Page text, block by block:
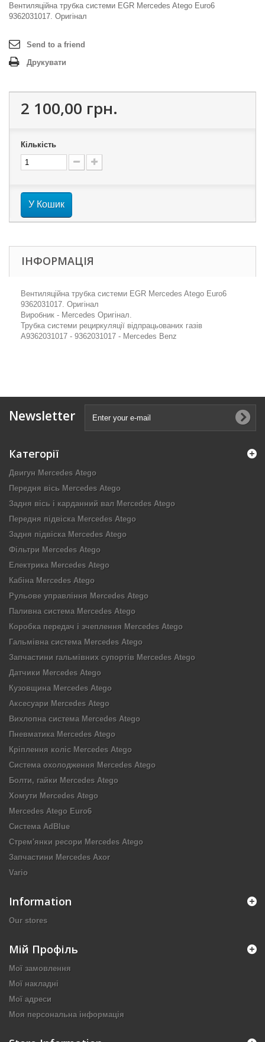
Вентиляційна трубка системи EGR Mercedes Atego Euro6
9362031017. Оригінал
Send to a friend
Друкувати
2 100,00 грн.
Кількість
У Кошик
ІНФОРМАЦІЯ
Вентиляційна трубка системи EGR Mercedes Atego Euro6
9362031017. Оригінал
Виробник - Mercedes Оригінал.
Трубка системи рециркуляції відпрацьованих газів
A9362031017 - 9362031017 - Mercedes Benz
Newsletter
Категорії
Двигун Mercedes Atego
Передня вісь Mercedes Atego
Задня вісь і карданний вал Mercedes Atego
Передня підвіска Mercedes Atego
Задня підвіска Mercedes Atego
Фільтри Mercedes Atego
Електрика Mercedes Atego
Кабіна Mercedes Atego
Рульове управління Mercedes Atego
Паливна система Mercedes Atego
Коробка передач і зчеплення Mercedes Atego
Гальмівна система Mercedes Atego
Запчастини гальмівних супортів Mercedes Atego
Датчики Mercedes Atego
Кузовщина Mercedes Atego
Аксесуари Mercedes Atego
Вихлопна система Mercedes Atego
Пневматика Mercedes Atego
Кріплення коліс Mercedes Atego
Система охолодження Mercedes Atego
Болти, гайки Mercedes Atego
Хомути Mercedes Atego
Mercedes Atego Euro6
Система AdBlue
Стрем'янки ресори Mercedes Atego
Запчастини Mercedes Axor
Vario
Information
Our stores
Мій Профіль
Мої замовлення
Мої накладні
Мої адреси
Моя персональна інформація